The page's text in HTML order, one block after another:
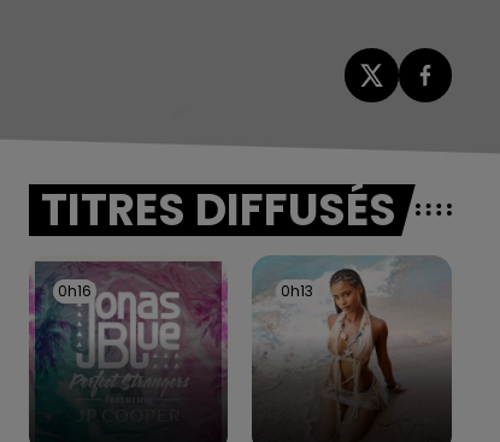
TITRES DIFFUSÉS
0h16
0h16 0h13
0h13